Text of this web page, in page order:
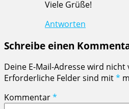
Viele Grüße!
Antworten
Schreibe einen
Deine E-Mail-Adresse wird
Erforderliche Felder sind mit*
Kommentar*